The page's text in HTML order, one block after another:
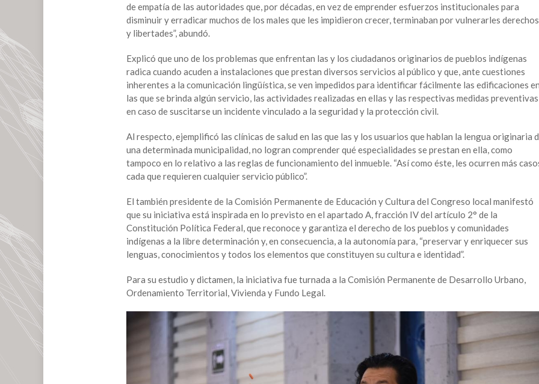
de empatía de las autoridades que, por décadas, en vez de emprender esfuerzos institucionales para
disminuir y erradicar muchos de los males que les impidieron crecer, terminaban por vulnerarles derechos
y libertades”, abundó.
Explicó que uno de los problemas que enfrentan las y los ciudadanos originarios de pueblos indígenas
radica cuando acuden a instalaciones que prestan diversos servicios al público y que, ante cuestiones
inherentes a la comunicación lingüística, se ven impedidos para identificar fácilmente las edificaciones
las que se brinda algún servicio, las actividades realizadas en ellas y las respectivas medidas
en caso de suscitarse un incidente vinculado a la seguridad y la protección civil.
Al respecto, ejemplificó las clínicas de salud en las que las y los usuarios que hablan la lengua originaria
una determinada municipalidad, no logran comprender qué especialidades se prestan en ella, como
tampoco en lo relativo a las reglas de funcionamiento del inmueble. “Así como éste, les ocurren más
cada que requieren cualquier servicio público”.
El también presidente de la Comisión Permanente de Educación y Cultura del Congreso local manifestó
que su iniciativa está inspirada en lo previsto en el apartado A, fracción IV del artículo 2° de la
Constitución Política Federal, que reconoce y garantiza el derecho de los pueblos y comunidades
indígenas a la libre determinación y, en consecuencia, a la autonomía para, “preservar y enriquecer sus
lenguas, conocimientos y todos los elementos que constituyen su cultura e identidad”.
Para su estudio y dictamen, la iniciativa fue turnada a la Comisión Permanente de Desarrollo Urbano,
Ordenamiento Territorial, Vivienda y Fundo Legal.